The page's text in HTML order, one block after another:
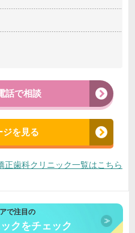
話で相談
ジを見る
正歯科クリニック一覧はこちら
で注目の
クをチェック